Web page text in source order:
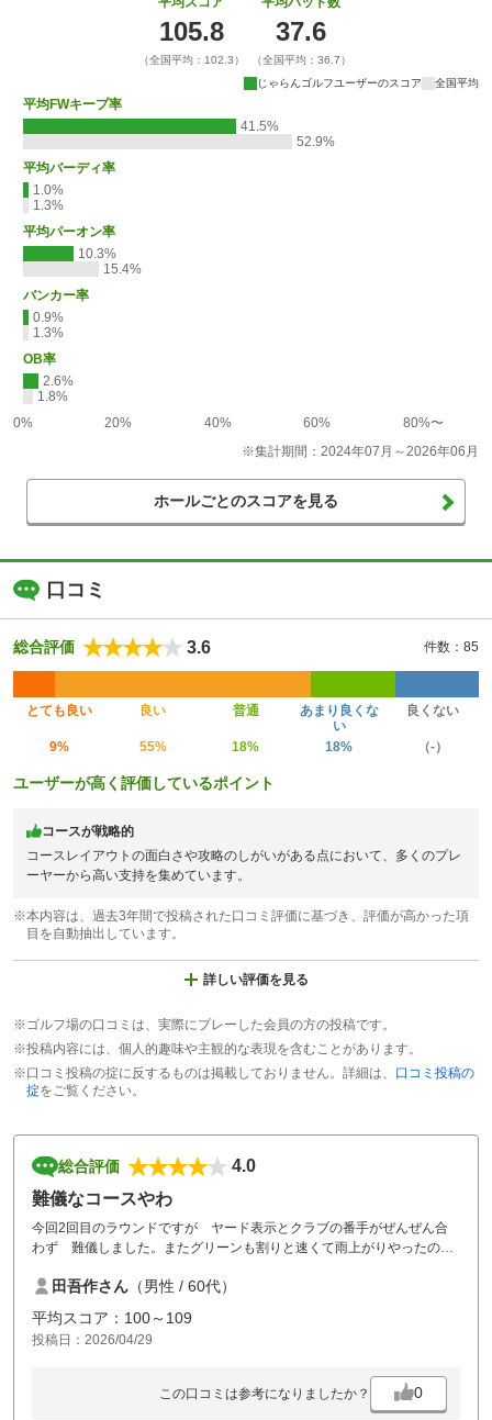
105.8
（全国平均：102.3）
37.6
（全国平均：36.7）
じゃらんゴルフユーザーのスコア
全国平均
平均FWキープ率
41.5%
52.9%
平均バーディ率
1.0%
1.3%
平均パーオン率
10.3%
15.4%
バンカー率
0.9%
1.3%
OB率
2.6%
1.8%
0%
20% 40% 60%
80%〜
※集計期間：2024年07月～2026年06月
ホールごとのスコアを見る
口コミ
総合評価 3.6 件数：85
とても良い 良い 普通
あまり良くな
い
良くない
9% 55% 18% 18% （-）
ユーザーが高く評価しているポイント
コースが戦略的
コースレイアウトの面白さや攻略のしがいがある点において、多くのプレ
ーヤーから高い支持を集めています。
※本内容は、過去3年間で投稿された口コミ評価に基づき、評価が高かった項
目を自動抽出しています。
詳しい評価を見る
※ゴルフ場の口コミは、実際にプレーした会員の方の投稿です。
※投稿内容には、個人的趣味や主観的な表現を含むことがあります。
※口コミ投稿の掟に反するものは掲載しておりません。詳細は、 口コミ投稿の
掟をご覧ください。
総合評価
4.0
難儀なコースやわ
今回2回目のラウンドですが ヤード表示とクラブの番手がぜんぜん合
わず 難儀しました。またグリーンも割りと速くて雨上がりやったのに
ますわ。
田吾作さん （男性 / 60代）
平均スコア：100～109
投稿日：2026/04/29
この口コミは参考になりましたか？ 0